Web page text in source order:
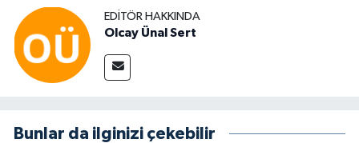
EDITÖR HAKKINDA
Olcay Ünal Sert
Bunlar da ilginizi çekebilir